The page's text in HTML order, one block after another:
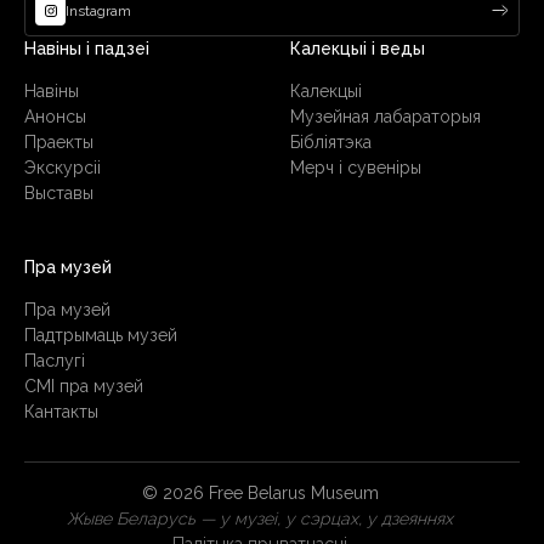
Instagram
Навіны і падзеі
Навіны
Анонсы
Праекты
Экскурсіі
Выставы
Калекцыі і веды
Калекцыі
Музейная лабараторыя
Бібліятэка
Мерч і сувеніры
Пра музей
Пра музей
Падтрымаць музей
Паслугi
СМІ пра музей
Кантакты
© 2026 Free Belarus Museum
Жыве Беларусь — у музеі, у сэрцах, у дзеяннях